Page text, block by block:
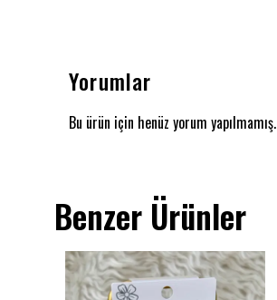
Yorumlar
Bu ürün için henüz yorum yapılmamış.
Benzer Ürünler